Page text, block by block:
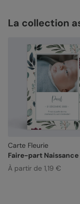
La collection
Carte Fleurie
Faire-part Naissance
À partir de 1,19 €